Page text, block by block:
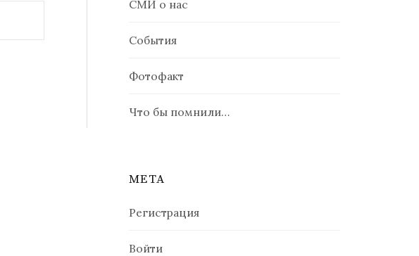
СМИ о нас
События
Фотофакт
Что бы помнили…
МЕТА
Регистрация
Войти